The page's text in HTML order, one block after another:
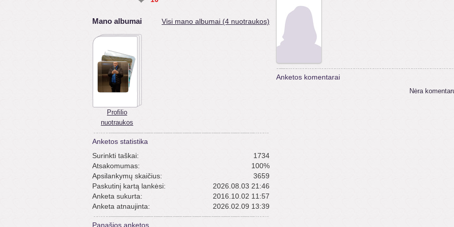
Mano albumai Visi mano albumai (4 nuotraukos)
Profilio
nuotraukos
Anketos statistika
Surinkti taškai:
1734
Atsakomumas:
100%
Apsilankymų skaičius:
3659
Paskutinį kartą lankėsi:
2026.08.03 21:46
Anketa sukurta:
2016.10.02 11:57
Anketa atnaujinta:
2026.02.09 13:39
Panašios anketos
Anketos komentarai
Nėra